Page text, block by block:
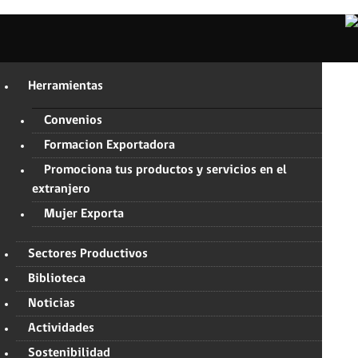
Herramientas
Convenios
Formacion Exportadora
Promociona tus productos y servicios en el
extranjero
Mujer Exporta
Sectores Productivos
Biblioteca
Noticias
Actividades
Sostenibilidad